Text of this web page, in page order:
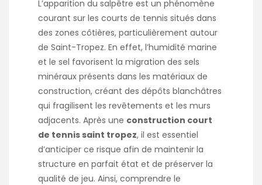
L’apparition du salpêtre est un phénomène
courant sur les courts de tennis situés dans
des zones côtières, particulièrement autour
de Saint-Tropez. En effet, l’humidité marine
et le sel favorisent la migration des sels
minéraux présents dans les matériaux de
construction, créant des dépôts blanchâtres
qui fragilisent les revêtements et les murs
adjacents. Après une construction court
de tennis saint tropez, il est essentiel
d’anticiper ce risque afin de maintenir la
structure en parfait état et de préserver la
qualité de jeu. Ainsi, comprendre le